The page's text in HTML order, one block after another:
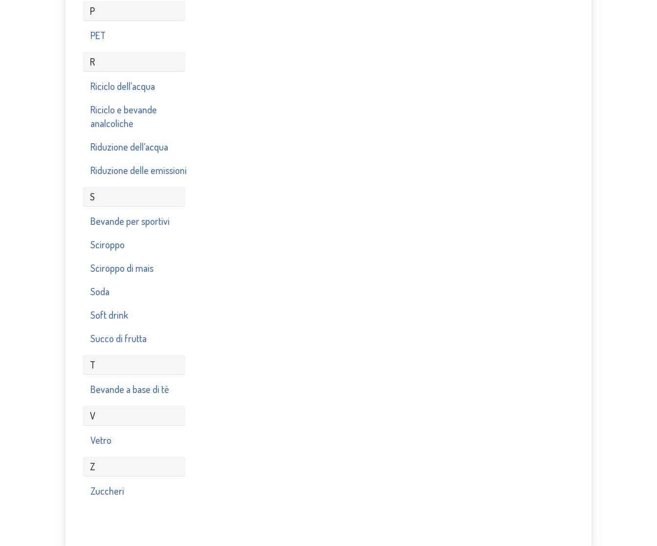
P
PET
R
Riciclo dell’acqua
Riciclo e bevande
analcoliche
Riduzione dell’acqua
Riduzione delle emissioni
S
Bevande per sportivi
Sciroppo
Sciroppo di mais
Soda
Soft drink
Succo di frutta
T
Bevande a base di tè
V
Vetro
Z
Zuccheri